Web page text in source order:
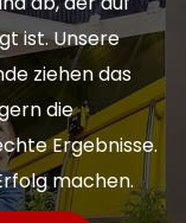
ist. Unsere
ziehen das
die
Ergebnisse.
machen.